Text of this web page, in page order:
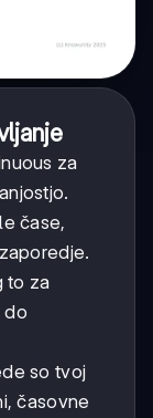
za
čase,
to za
do
so tvoj
časovne